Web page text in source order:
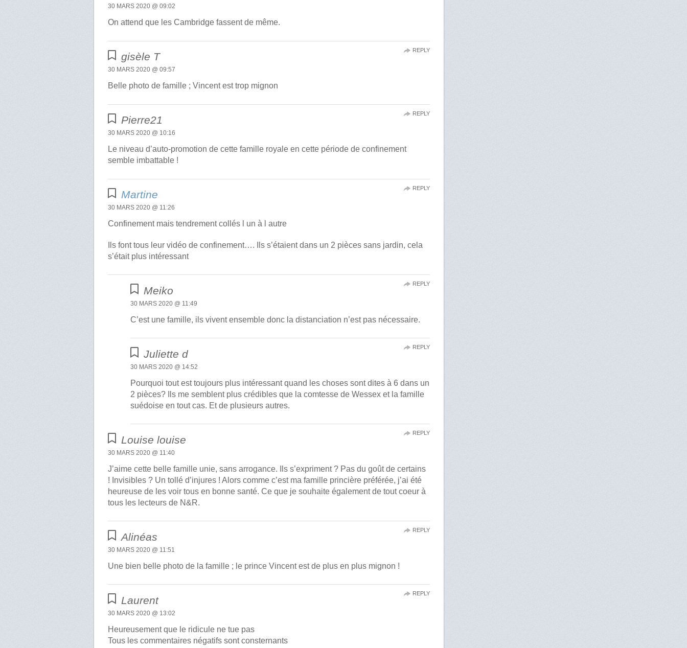
30 MARS 2020 @ 09:02
On attend que les Cambridge fassent de même.
gisèle T
30 MARS 2020 @ 09:57
Belle photo de famille ; Vincent est trop mignon
REPLY
Pierre21
30 MARS 2020 @ 10:16
Le niveau d’auto-promotion de cette famille royale en cette période de confinement
semble imbattable !
REPLY
Martine
30 MARS 2020 @ 11:26
Confinement mais tendrement collés l un à l autre
Ils font tous leur vidéo de confinement…. Ils s’étaient dans un 2 pièces sans jardin, cela
s’était plus intéressant
REPLY
Meiko
30 MARS 2020 @ 11:49
C’est une famille, ils vivent ensemble donc la distanciation n’est pas nécessaire.
REPLY
Juliette d
30 MARS 2020 @ 14:52
Pourquoi tout est toujours plus intéressant quand les choses sont dites à 6 dans un
2 pièces? Ils me semblent plus crédibles que la comtesse de Wessex et la famille
suédoise en tout cas. Et de plusieurs autres.
REPLY
Louise louise
30 MARS 2020 @ 11:40
J’aime cette belle famille unie, sans arrogance. Ils s’expriment ? Pas du goût de certains
! Invisibles ? Un tollé d’injures ! Alors comme c’est ma famille princière préférée, j’ai été
heureuse de les voir tous en bonne santé. Ce que je souhaite également de tout coeur à
tous les lecteurs de N&R.
REPLY
Alinéas
30 MARS 2020 @ 11:51
Une bien belle photo de la famille ; le prince Vincent est de plus en plus mignon !
REPLY
Laurent
30 MARS 2020 @ 13:02
Heureusement que le ridicule ne tue pas
Tous les commentaires négatifs sont consternants
REPLY